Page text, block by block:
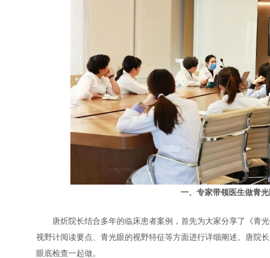
一、专家带领医生做青
唐炘院长结合多年的临床患者案例，首先为大家分享了《青光
视野计阅读要点、青光眼的视野特征等方面进行详细阐述。唐院
眼底检查一起做。